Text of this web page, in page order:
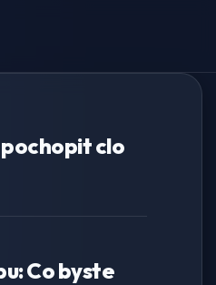
clo
Co byste